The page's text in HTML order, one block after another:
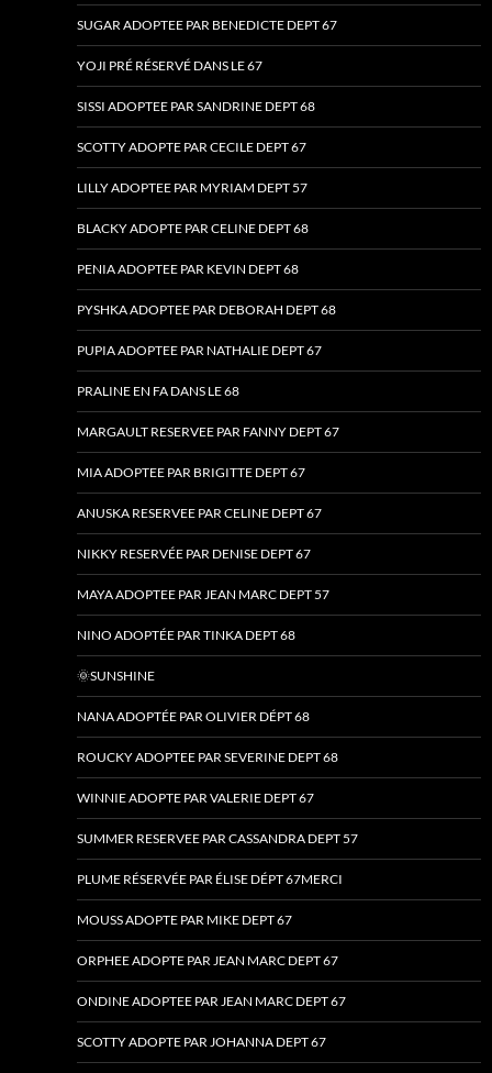
SUGAR ADOPTEE PAR BENEDICTE DEPT 67
YOJI PRÉ RÉSERVÉ DANS LE 67
SISSI ADOPTEE PAR SANDRINE DEPT 68
SCOTTY ADOPTE PAR CECILE DEPT 67
LILLY ADOPTEE PAR MYRIAM DEPT 57
BLACKY ADOPTE PAR CELINE DEPT 68
PENIA ADOPTEE PAR KEVIN DEPT 68
PYSHKA ADOPTEE PAR DEBORAH DEPT 68
PUPIA ADOPTEE PAR NATHALIE DEPT 67
PRALINE EN FA DANS LE 68
MARGAULT RESERVEE PAR FANNY DEPT 67
MIA ADOPTEE PAR BRIGITTE DEPT 67
ANUSKA RESERVEE PAR CELINE DEPT 67
NIKKY RESERVÉE PAR DENISE DEPT 67
MAYA ADOPTEE PAR JEAN MARC DEPT 57
NINO ADOPTÉE PAR TINKA DEPT 68
🌞SUNSHINE
NANA ADOPTÉE PAR OLIVIER DÉPT 68
ROUCKY ADOPTEE PAR SEVERINE DEPT 68
WINNIE ADOPTE PAR VALERIE DEPT 67
SUMMER RESERVEE PAR CASSANDRA DEPT 57
PLUME RÉSERVÉE PAR ÉLISE DÉPT 67MERCI
MOUSS ADOPTE PAR MIKE DEPT 67
ORPHEE ADOPTE PAR JEAN MARC DEPT 67
ONDINE ADOPTEE PAR JEAN MARC DEPT 67
SCOTTY ADOPTE PAR JOHANNA DEPT 67